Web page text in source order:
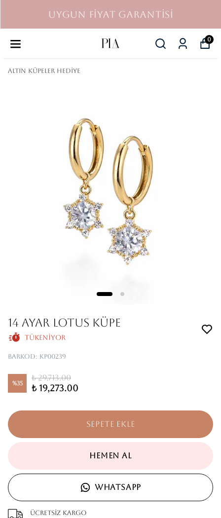
UYGUN FİYAT GARANTİSİ
0
Altın Küpeler Hediye
14 AYAR LOTUS KÜPE
Tükeniyor
Barkod: KP00239
%35
₺ 29,713.00
₺ 19,273.00
SEPETE EKLE
HEMEN AL
WHATSAPP
Ücretsiz kargo